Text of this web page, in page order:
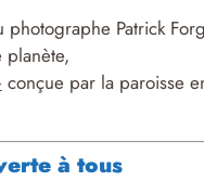
photographe Patrick
planète,
conçue par la paroisse
à tous